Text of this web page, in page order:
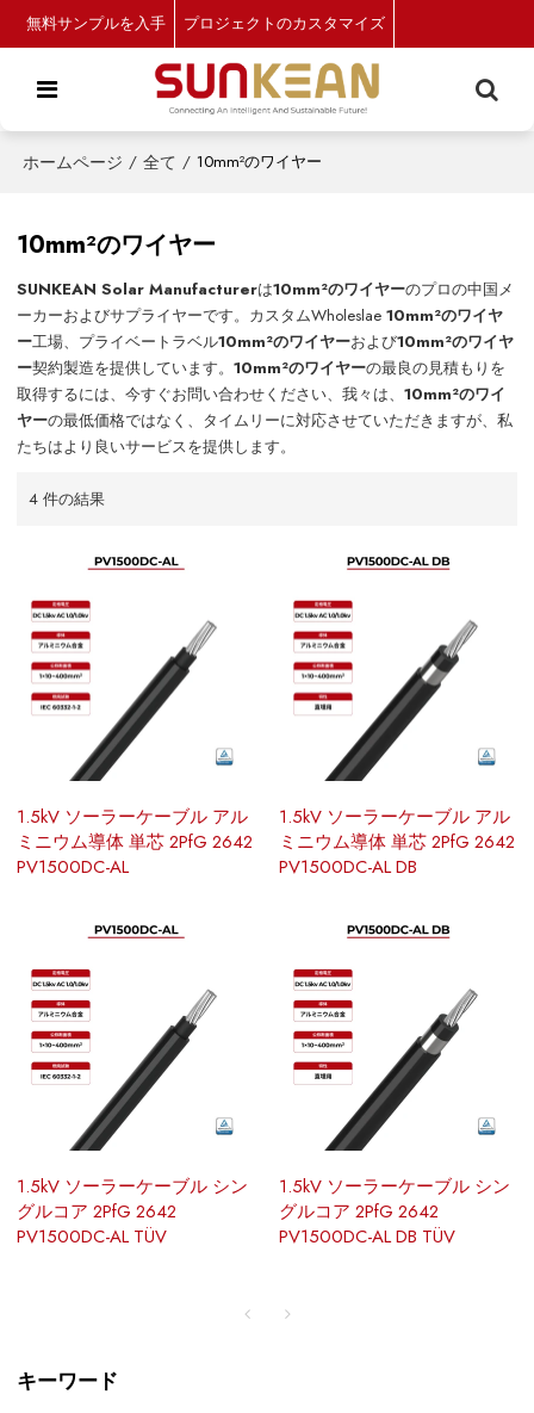
無料サンプルを入手 プロジェクトのカスタマイズ
ホームページ / 全て / 10mm²のワイヤー
10mm²のワイヤー
SUNKEAN Solar Manufacturerは10mm²のワイヤーのプロの中国メ
ーカーおよびサプライヤーです。カスタムWholeslae10mm²のワイヤ
ー工場、プライベートラベル10mm²のワイヤーおよび10mm²のワイヤ
ー契約製造を提供しています。10mm²のワイヤーの最良の見積もりを
取得するには、今すぐお問い合わせください、我々は、10mm²のワイ
ヤーの最低価格ではなく、タイムリーに対応させていただきますが、私
たちはより良いサービスを提供します。
4 件の結果
1.5kV ソーラーケーブル アル
ミニウム導体 単芯 2PfG 2642
PV1500DC-AL
1.5kV ソーラーケーブル アル
ミニウム導体 単芯 2PfG 2642
PV1500DC-AL DB
1.5kV ソーラーケーブル シン
グルコア 2PfG 2642
PV1500DC-AL TÜV
1.5kV ソーラーケーブル シン
グルコア 2PfG 2642
PV1500DC-AL DB TÜV
キーワード